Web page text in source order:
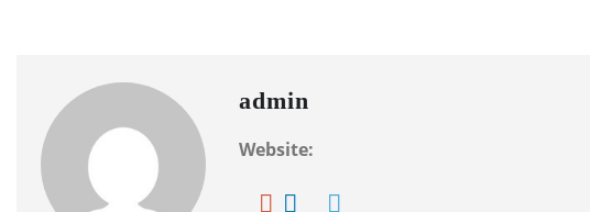
admin
Website: